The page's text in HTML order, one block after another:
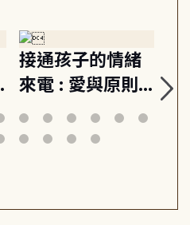
接通孩子的情緒
來電 : 愛與原則,
建立教養的安定
節奏 22個行動練
關